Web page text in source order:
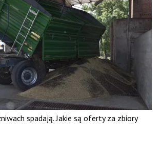
spadają. Jakie są oferty za zbiory